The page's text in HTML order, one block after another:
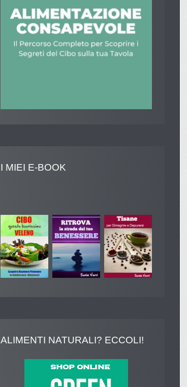
I MIEI E-BOOK
ALIMENTI NATURALI? ECCOLI!